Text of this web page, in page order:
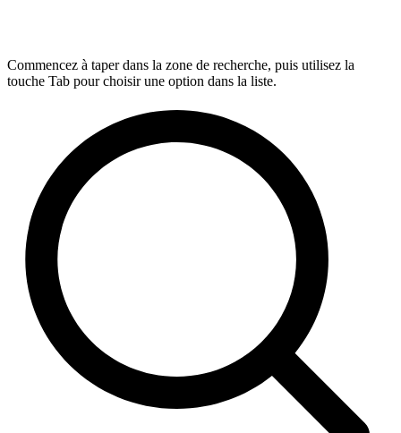
Commencez à taper dans la zone de recherche, puis utilisez la
touche Tab pour choisir une option dans la liste.